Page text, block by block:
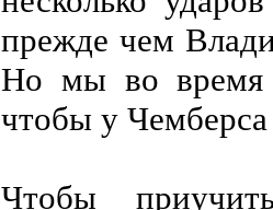
прежде чем
Но мы во время
чтобы у Чемберса
Чтобы